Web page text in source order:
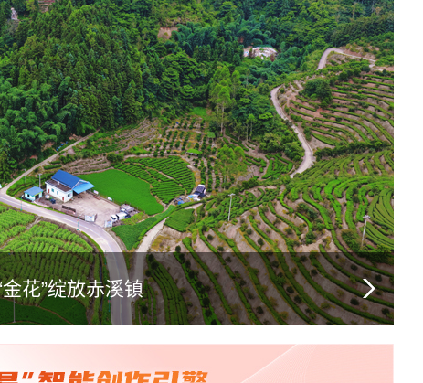
首个配套司法解释
护区生机涌动